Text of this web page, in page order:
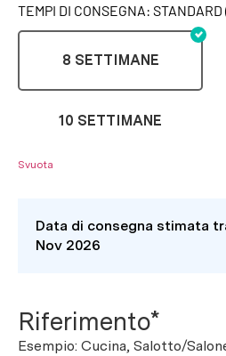
TEMPI DI CONSEGNA:
8 SETTIMANE
10 SETTIMANE
Svuota
Data di consegna stimata
Nov 2026
Riferimento*
Esempio: Cucina, Salotto/